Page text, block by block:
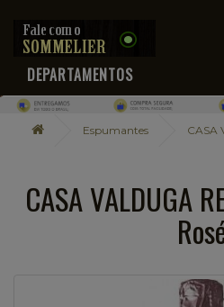
DEPARTAMENTOS
Espumantes CASA
CASA VALDUGA